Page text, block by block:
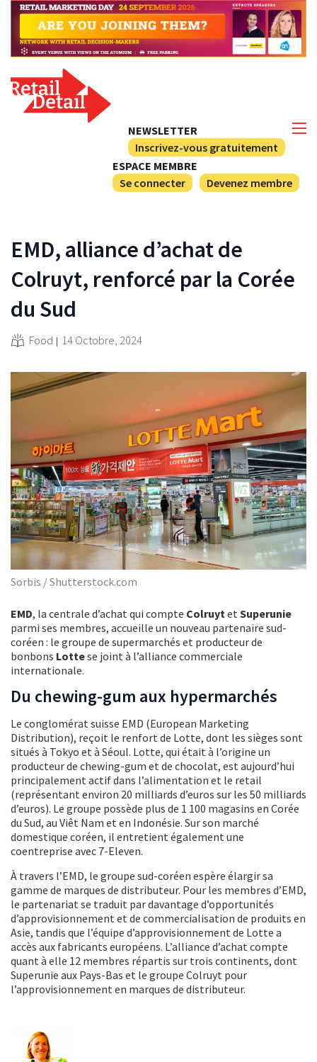
NEWSLETTER
Inscrivez-vous gratuitement
ESPACE MEMBRE
Se connecter
Devenez membre
EMD, alliance d’achat de
Colruyt, renforcé par la Corée
du Sud
Food 14 Octobre, 2024
Sorbis / Shutterstock.com
EMD, la centrale d’achat qui compte Colruyt et Superunie
parmi ses membres, accueille un nouveau partenaire sud-
coréen : le groupe de supermarchés et producteur de
bonbons Lottese joint à l’alliance commerciale
internationale.
Du chewing-gum aux hypermarchés
Le conglomérat suisse EMD (European Marketing
Distribution), reçoit le renfort de Lotte, dont les sièges sont
situés à Tokyo et à Séoul. Lotte, qui était à l’origine un
producteur de chewing-gum et de chocolat, est aujourd’hui
principalement actif dans l’alimentation et le retail
(représentant environ 20 milliards d’euros sur les 50 milliards
d’euros). Le groupe possède plus de 1 100 magasins en Corée
du Sud, au Viêt Nam et en Indonésie. Sur son marché
domestique coréen, il entretient également une
coentreprise avec 7-Eleven.
À travers l’EMD, le groupe sud-coréen espère élargir sa
gamme de marques de distributeur. Pour les membres d’EMD,
le partenariat se traduit par davantage d’opportunités
d’approvisionnement et de commercialisation de produits en
Asie, tandis que l’équipe d’approvisionnement de Lotte a
accès aux fabricants européens. L’alliance d’achat compte
quant à elle 12 membres répartis sur trois continents, dont
Superunie aux Pays-Bas et le groupe Colruyt pour
l’approvisionnement en marques de distributeur.